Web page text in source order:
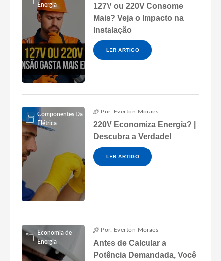
Energia
127V ou 220V Consome
Mais? Veja o Impacto na
Instalação
LER ARTIGO
Componentes Da
Elétrica
Por: Everton Moraes
220V Economiza Energia? |
Descubra a Verdade!
LER ARTIGO
Economia de
Energia
Por: Everton Moraes
Antes de Calcular a
Potência Demandada, Você